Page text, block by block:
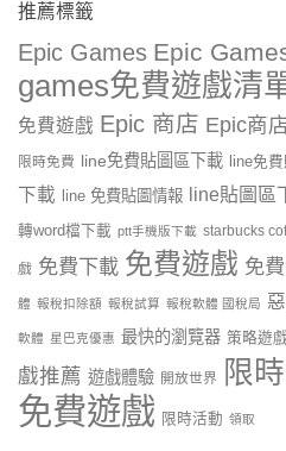
推薦標籤
Epic Games Epic
games免費遊戲清
免費遊戲 Epic 商店 Epic商
限時免費 line免費貼圖區下載 line免
下載
line 免費貼圖情報 line貼圖區
轉word檔下載 ptt手機版下載 starbucks
戲 免費下載 免費遊戲 免
體 報稅扣除額 報稅試算 報稅軟體 國稅局
軟體 星巴克優惠 最快的瀏覽器 策略遊戲
戲推薦 遊戲體驗 開放世界 限
免費遊戲 限時活動 領取